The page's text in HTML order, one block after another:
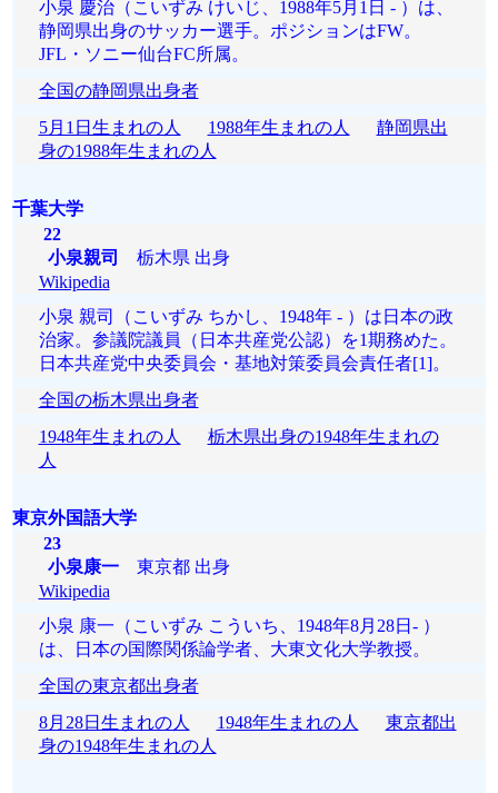
小泉 慶治（こいずみ けいじ、1988年5月1日 - ）は、
静岡県出身のサッカー選手。ポジションはFW。
JFL・ソニー仙台FC所属。
全国の静岡県出身者
5月1日生まれの人
1988年生まれの人
静岡県出
身の1988年生まれの人
千葉大学
22
小泉親司
栃木県 出身
Wikipedia
小泉 親司（こいずみ ちかし、1948年 - ）は日本の政
治家。参議院議員（日本共産党公認）を1期務めた。
日本共産党中央委員会・基地対策委員会責任者[1]。
全国の栃木県出身者
1948年生まれの人
栃木県出身の1948年生まれの
人
東京外国語大学
23
小泉康一東京都 出身
Wikipedia
小泉 康一（こいずみ こういち、1948年8月28日- ）
は、日本の国際関係論学者、大東文化大学教授。
全国の東京都出身者
8月28日生まれの人
1948年生まれの人
東京都出
身の1948年生まれの人